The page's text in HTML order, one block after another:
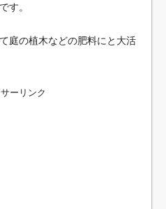
す。
庭の植木などの肥料にと大活
ーリンク